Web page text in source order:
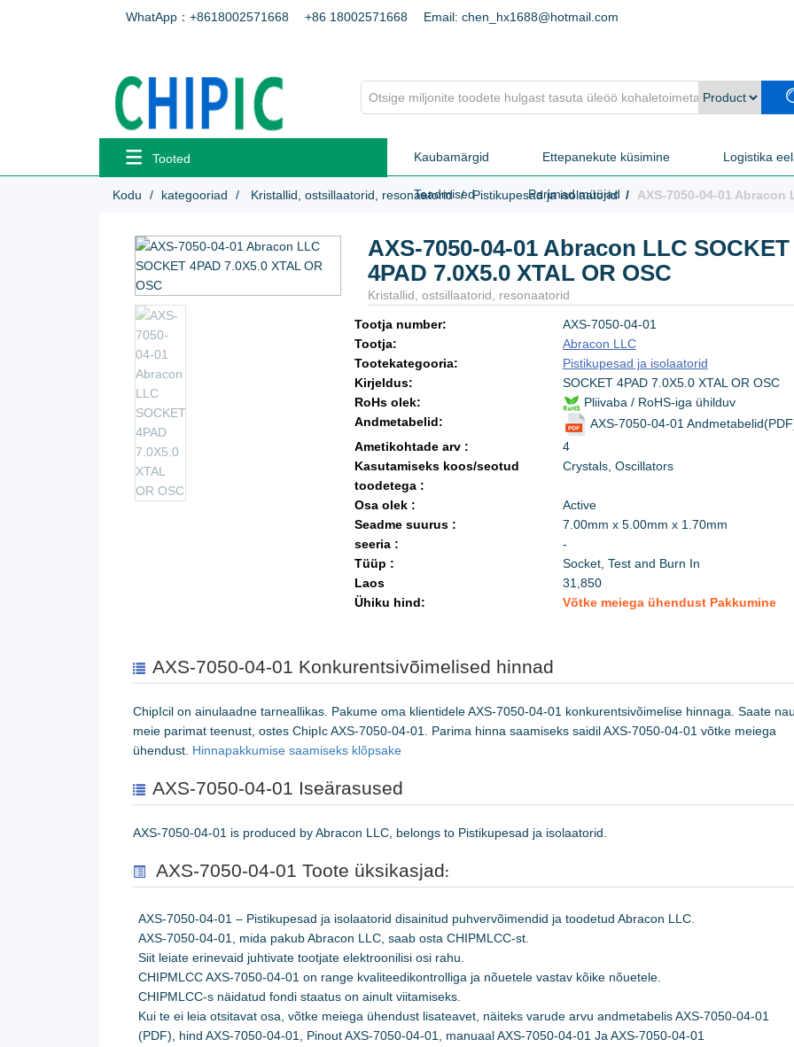
WhatApp：+8618002571668 +86 18002571668 Email: chen_hx1688@hotmail.com
Tooted Kaubamärgid Ettepanekute küsimine Logistika
Teadmised Parimad müüjad
Kodu kategooriad Kristallid, ostsillaatorid, resonaatorid Pistikupesad ja isolaatorid AXS-7050-04-01 Abracon
AXS-7050-04-01 Abracon LLC SOCKET
4PAD 7.0X5.0 XTAL OR OSC
Kristallid, ostsillaatorid, resonaatorid
Tootja number:
AXS-7050-04-01
Tootja:
Abracon LLC
Tootekategooria:
Pistikupesad ja isolaatorid
Kirjeldus:
SOCKET 4PAD 7.0X5.0 XTAL OR OSC
RoHs olek:
Pliivaba / RoHS-iga ühilduv
Andmetabelid:
AXS-7050-04-01
Ametikohtade arv :
4
Kasutamiseks koos/seotud
toodetega :
Crystals, Oscillators
Osa olek :
Active
Seadme suurus :
7.00mm x 5.00mm x 1.70mm
seeria :
-
Tüüp :
Socket, Test and Burn In
Laos
31,850
Ühiku hind:
Võtke meiega ühendust Pakkumine
AXS-7050-04-01 Konkurentsivõimelised hinnad
ChipIcil on ainulaadne tarneallikas. Pakume oma klientidele AXS-7050-04-01 konkurentsivõimelise hinnaga. Saate
meie parimat teenust, ostes ChipIc AXS-7050-04-01. Parima hinna saamiseks saidil AXS-7050-04-01 võtke meiega
ühendust. Hinnapakkumise saamiseks klõpsake
AXS-7050-04-01 Iseärasused
AXS-7050-04-01 is produced by Abracon LLC, belongs to Pistikupesad ja isolaatorid.
AXS-7050-04-01 Toote üksikasjad:
AXS-7050-04-01 – Pistikupesad ja isolaatorid disainitud puhvervõimendid ja toodetud Abracon LLC.
AXS-7050-04-01, mida pakub Abracon LLC, saab osta CHIPMLCC-st.
Siit leiate erinevaid juhtivate tootjate elektroonilisi osi rahu.
CHIPMLCC AXS-7050-04-01 on range kvaliteedikontrolliga ja nõuetele vastav kõike nõuetele.
CHIPMLCC-s näidatud fondi staatus on ainult viitamiseks.
Kui te ei leia otsitavat osa, võtke meiega ühendust lisateavet, näiteks varude arvu andmetabelis AXS-7050-04-01
(PDF), hind AXS-7050-04-01, Pinout AXS-7050-04-01, manuaal AXS-7050-04-01 Ja AXS-7050-04-01